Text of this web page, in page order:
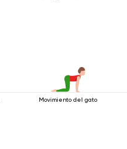
Movimiento del gato